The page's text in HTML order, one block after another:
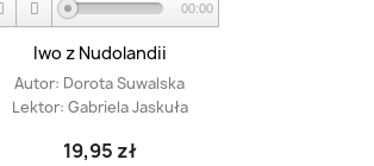
00:00
Iwo z Nudolandii
Autor: Dorota Suwalska
Lektor: Gabriela Jaskuła
19,95 zł